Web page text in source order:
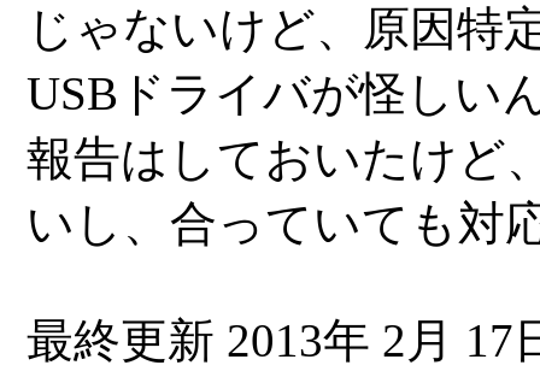
じゃないけど、原因特
USBドライバが怪しい
報告はしておいたけど
いし、合っていても対
最終更新 2013年 2月